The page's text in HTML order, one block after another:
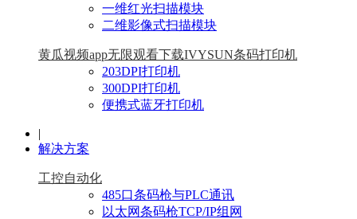
一维红光扫描模块
二维影像式扫描模块
黄瓜视频app无限观看下载IVYSUN条码打印机
203DPI打印机
300DPI打印机
便携式蓝牙打印机
|
解决方案
工控自动化
485口条码枪与PLC通讯
以太网条码枪TCP/IP组网